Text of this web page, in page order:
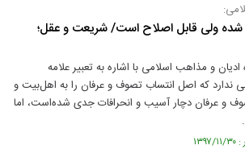
ولی قابل اصلاح است/ شریعت و عقل؛
و مذاهب اسلامی با اشاره به تعبیر علامه
ندارد که اصل انتساب تصوف و عرفان را به اهل‌بیت و
و عرفان دچار آسیب و انحرافات جدی شده‌است، اما